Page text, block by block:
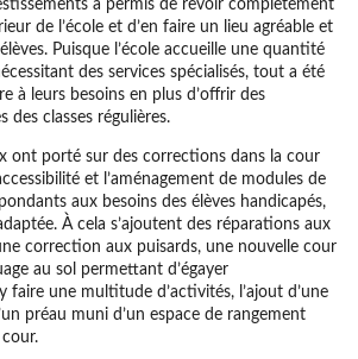
a permis de revoir complètement
de l’école et d’en faire un lieu agréable et
Puisque l’école accueille une quantité
des services spécialisés, tout a été
à leurs besoins en plus d’offrir des
des classes régulières.
ont porté sur des corrections dans la cour
et l’aménagement de modules de
aux besoins des élèves handicapés,
À cela s’ajoutent des réparations aux
correction aux puisards, une nouvelle cour
au sol permettant d’égayer
faire une multitude d’activités, l’ajout d’une
préau muni d’un espace de rangement